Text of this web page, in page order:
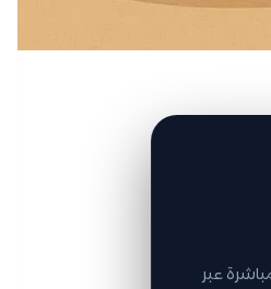
عبر